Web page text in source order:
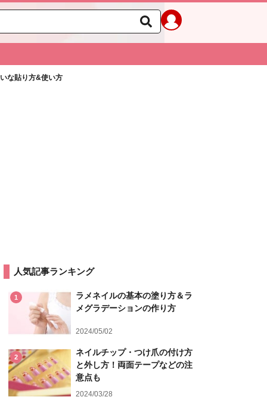
な貼り方&使い方
人気記事ランキング
1
ラメネイルの基本の塗り方＆ラ
メグラデーションの作り方
2024/05/02
2
ネイルチップ・つけ爪の付け方
と外し方！両面テープなどの注
意点も
2024/03/28